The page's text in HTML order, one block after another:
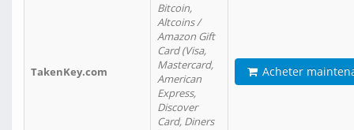
TakenKey.com
Bitcoin,
Altcoins /
Amazon Gift
Card (Visa,
Mastercard,
American
Express,
Discover
Card, Diners
Acheter